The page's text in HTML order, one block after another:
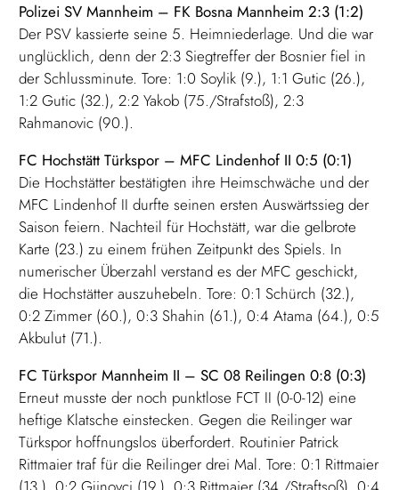
Polizei SV Mannheim – FK Bosna Mannheim 2:3 (1:2)
Der PSV kassierte seine 5. Heimniederlage. Und die war
unglücklich, denn der 2:3 Siegtreffer der Bosnier fiel in
der Schlussminute. Tore: 1:0 Soylik (9.), 1:1 Gutic (26.),
1:2 Gutic (32.), 2:2 Yakob (75./Strafstoß), 2:3
Rahmanovic (90.).
FC Hochstätt Türkspor – MFC Lindenhof II 0:5 (0:1)
Die Hochstätter bestätigten ihre Heimschwäche und der
MFC Lindenhof II durfte seinen ersten Auswärtssieg der
Saison feiern. Nachteil für Hochstätt, war die gelbrote
Karte (23.) zu einem frühen Zeitpunkt des Spiels. In
numerischer Überzahl verstand es der MFC geschickt,
die Hochstätter auszuhebeln. Tore: 0:1 Schürch (32.),
0:2 Zimmer (60.), 0:3 Shahin (61.), 0:4 Atama (64.), 0:5
Akbulut (71.).
FC Türkspor Mannheim II – SC 08 Reilingen 0:8 (0:3)
Erneut musste der noch punktlose FCT II (0-0-12) eine
heftige Klatsche einstecken. Gegen die Reilinger war
Türkspor hoffnungslos überfordert. Routinier Patrick
Rittmaier traf für die Reilinger drei Mal. Tore: 0:1 Rittmaier